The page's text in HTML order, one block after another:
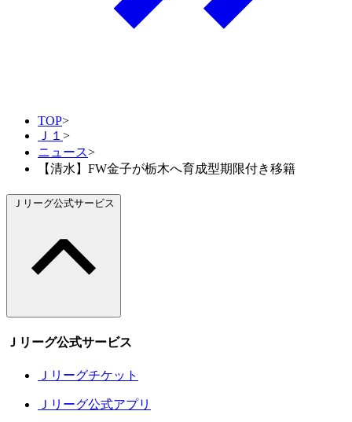
TOP>
Ｊ１ >
ニュース>
【清水】FW金子が栃木へ育成型期限付き移籍
Ｊリーグ公式サービス
Ｊリーグ公式サービス
Ｊリーグチケット
Ｊリーグ公式アプリ